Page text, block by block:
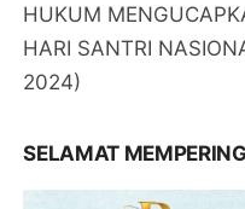
HUKUM
HARI SANTRI
2024)
SELAMAT